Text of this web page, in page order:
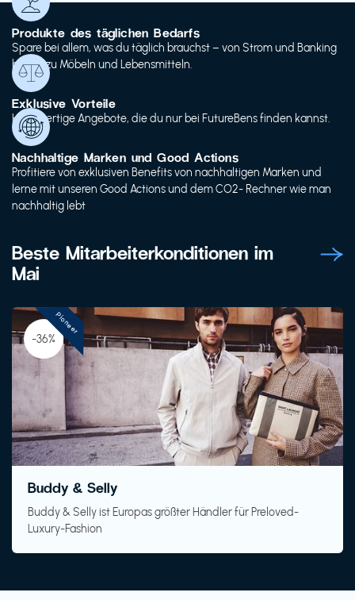
Produkte des täglichen Bedarfs
Spare bei allem, was du täglich brauchst – von Strom und Banking
bis hin zu Möbeln und Lebensmitteln.
Exklusive Vorteile
Hochwertige Angebote, die du nur bei FutureBens finden kannst.
Nachhaltige Marken und Good Actions
Profitiere von exklusiven Benefits von nachhaltigen Marken und
lerne mit unseren Good Actions und dem CO2- Rechner wie man
nachhaltig lebt
Beste Mitarbeiterkonditionen im
Mai
-36%
Buddy & Selly
Buddy & Selly ist Europas größter Händler für Preloved-
Luxury-Fashion
Pioneer